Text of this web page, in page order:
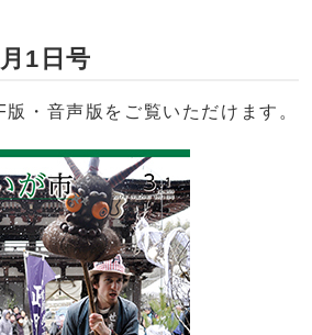
1日号
・音声版をご覧いただけます。